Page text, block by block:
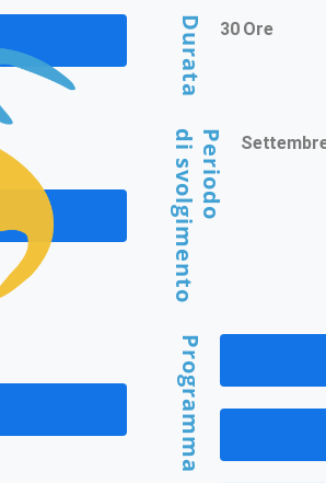
Durata 30 Ore
Periodo
di svolgimento
Programma